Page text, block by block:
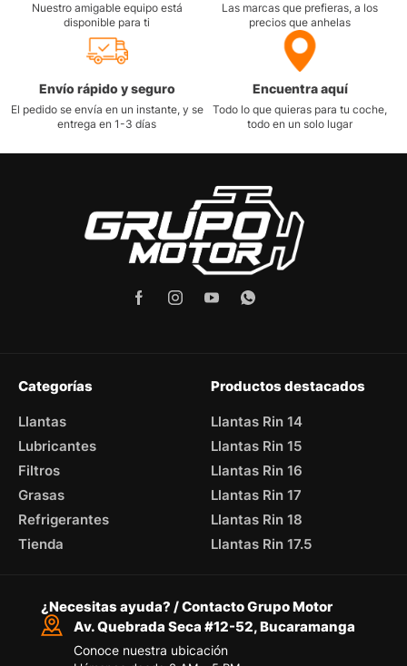
Nuestro amigable equipo está
disponible para ti
Las marcas que prefieras, a los
precios que anhelas
Envío rápido y seguro
El pedido se envía en un instante, y se
entrega en 1-3 días
Encuentra aquí
Todo lo que quieras para tu coche,
todo en un solo lugar
Categorías
Llantas
Lubricantes
Filtros
Grasas
Refrigerantes
Tienda
Productos destacados
Llantas Rin 14
Llantas Rin 15
Llantas Rin 16
Llantas Rin 17
Llantas Rin 18
Llantas Rin 17.5
¿Necesitas ayuda? / Contacto Grupo Motor
Av. Quebrada Seca #12-52, Bucaramanga
Conoce nuestra ubicación